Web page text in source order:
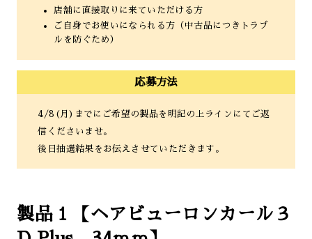
店舗に直接取りに来ていただける方
ご自身でお使いになられる方（中古品につきトラブ
ルを防ぐため）
応募方法
4/8(月)までにご希望の製品を明記の上ラインにてご返
信くださいませ。
後日抽選結果をお伝えさせていただきます。
製品１【ヘアビューロンカール３